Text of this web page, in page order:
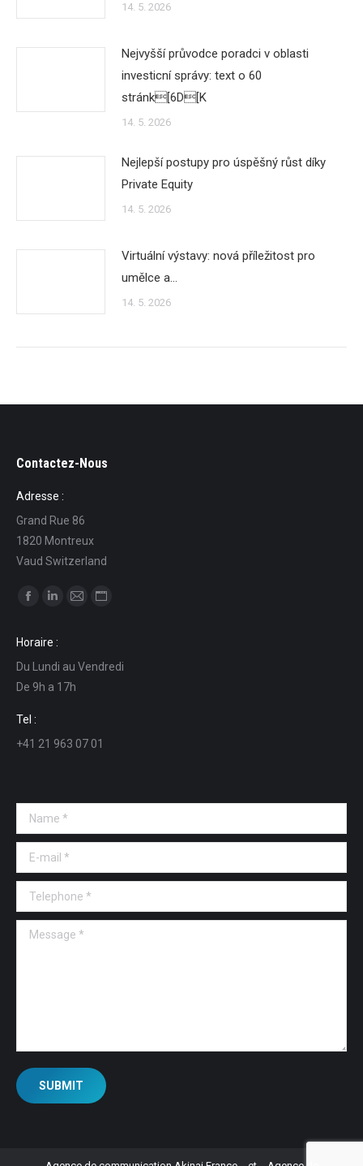
14. 5. 2026
Nejvyšší průvodce poradci v oblasti
investicní správy: text o 60
stránk[6D[K
14. 5. 2026
Nejlepší postupy pro úspěšný růst díky
Private Equity
14. 5. 2026
Virtuální výstavy: nová příležitost pro
umělce a…
14. 5. 2026
Contactez-Nous
Adresse :
Grand Rue 86
1820 Montreux
Vaud Switzerland
Find us on:
opens
in
new
window
opens
in
new
in
in
Horaire :
Du Lundi au Vendredi
De 9h a 17h
Tel :
+41 21 963 07 01
Name *
E-mail *
Telephone *
Message *
SUBMIT